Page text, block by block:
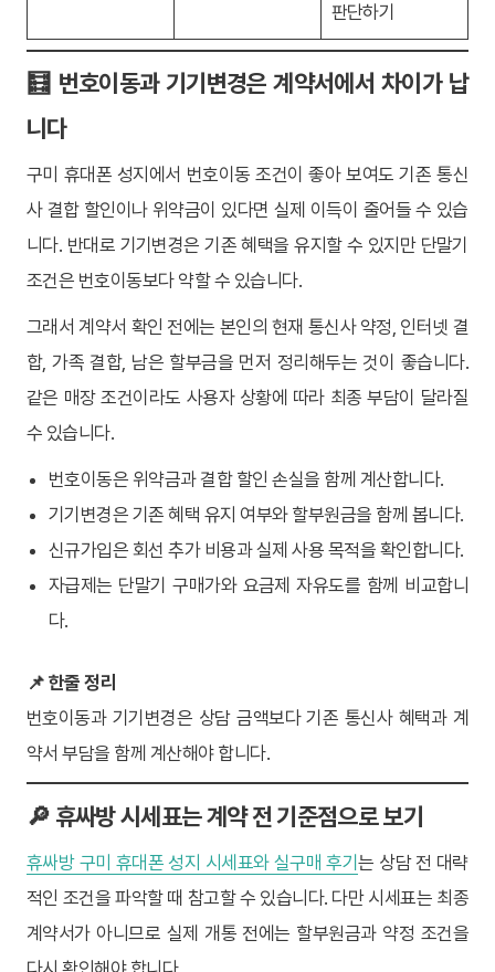
판단하기
🧮 번호이동과 기기변경은 계약서에서 차이가 납
니다
구미 휴대폰 성지에서 번호이동 조건이 좋아 보여도 기존 통신
사 결합 할인이나 위약금이 있다면 실제 이득이 줄어들 수 있습
니다. 반대로 기기변경은 기존 혜택을 유지할 수 있지만 단말기
조건은 번호이동보다 약할 수 있습니다.
그래서 계약서 확인 전에는 본인의 현재 통신사 약정, 인터넷 결
합, 가족 결합, 남은 할부금을 먼저 정리해두는 것이 좋습니다.
같은 매장 조건이라도 사용자 상황에 따라 최종 부담이 달라질
수 있습니다.
번호이동은 위약금과 결합 할인 손실을 함께 계산합니다.
기기변경은 기존 혜택 유지 여부와 할부원금을 함께 봅니다.
신규가입은 회선 추가 비용과 실제 사용 목적을 확인합니다.
자급제는 단말기 구매가와 요금제 자유도를 함께 비교합니
다.
📌 한줄 정리
번호이동과 기기변경은 상담 금액보다 기존 통신사 혜택과 계
약서 부담을 함께 계산해야 합니다.
🔎 휴싸방 시세표는 계약 전 기준점으로 보기
휴싸방 구미 휴대폰 성지 시세표와 실구매 후기는 상담 전 대략
적인 조건을 파악할 때 참고할 수 있습니다. 다만 시세표는 최종
계약서가 아니므로 실제 개통 전에는 할부원금과 약정 조건을